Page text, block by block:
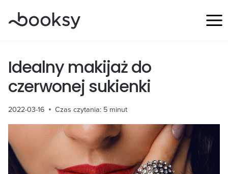
do
Idealny makijaż do
czerwonej sukienki
2022-03-16 Czas czytania: 5 minut